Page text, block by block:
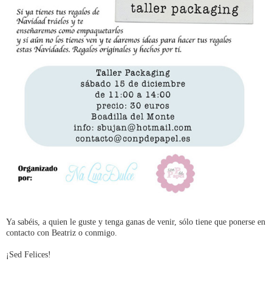
Ya sabéis, a quien le guste y tenga ganas de venir, sólo tiene que ponerse en
contacto con Beatriz o conmigo.
¡Sed Felices!